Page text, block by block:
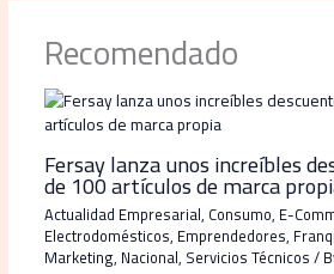
Recomendado
Fersay lanza unos increíbles
de 100 artículos de marca
Actualidad Empresarial, Consumo, E-
Electrodomésticos, Emprendedores,
Marketing, Nacional, Servicios Técnicos/